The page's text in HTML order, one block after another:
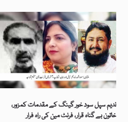
ندیم سپل سود خور گینگ کے مقدمات کمزور،
خاتون بے گناہ قرار، فرنٹ مین کی راہ فرار